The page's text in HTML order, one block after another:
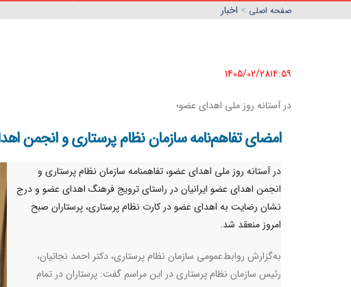
صفحه اصلي > اخبار
1405/02/28١٤:٥٩
در آستانه روز ملی اهدای عضو؛
امضای تفاهم‌نامه سازمان نظام پرستاری و انجمن
در آستانه روز ملی اهدای عضو، تفاهمنامه سازمان نظام پرستاری و
انجمن اهدای عضو ایرانیان در راستای ترویج فرهنگ اهدای عضو و درج
نشان رضایت به اهدای عضو در کارت نظام پرستاری، پرستاران صبح
امروز منعقد شد.
به‌گزارش روابط‌عمومی سازمان نظام پرستاری، دکتر احمد نجاتیان،
رئیس سازمان نظام پرستاری در این مراسم گفت: پرستاران در تمام